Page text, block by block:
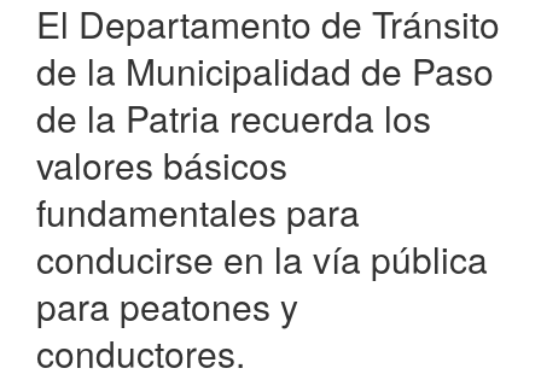
seguridad
vial
El Departamento de Tránsito
de la Municipalidad de Paso
de la Patria recuerda los
valores básicos
fundamentales para
conducirse en la vía pública
para peatones y
conductores.